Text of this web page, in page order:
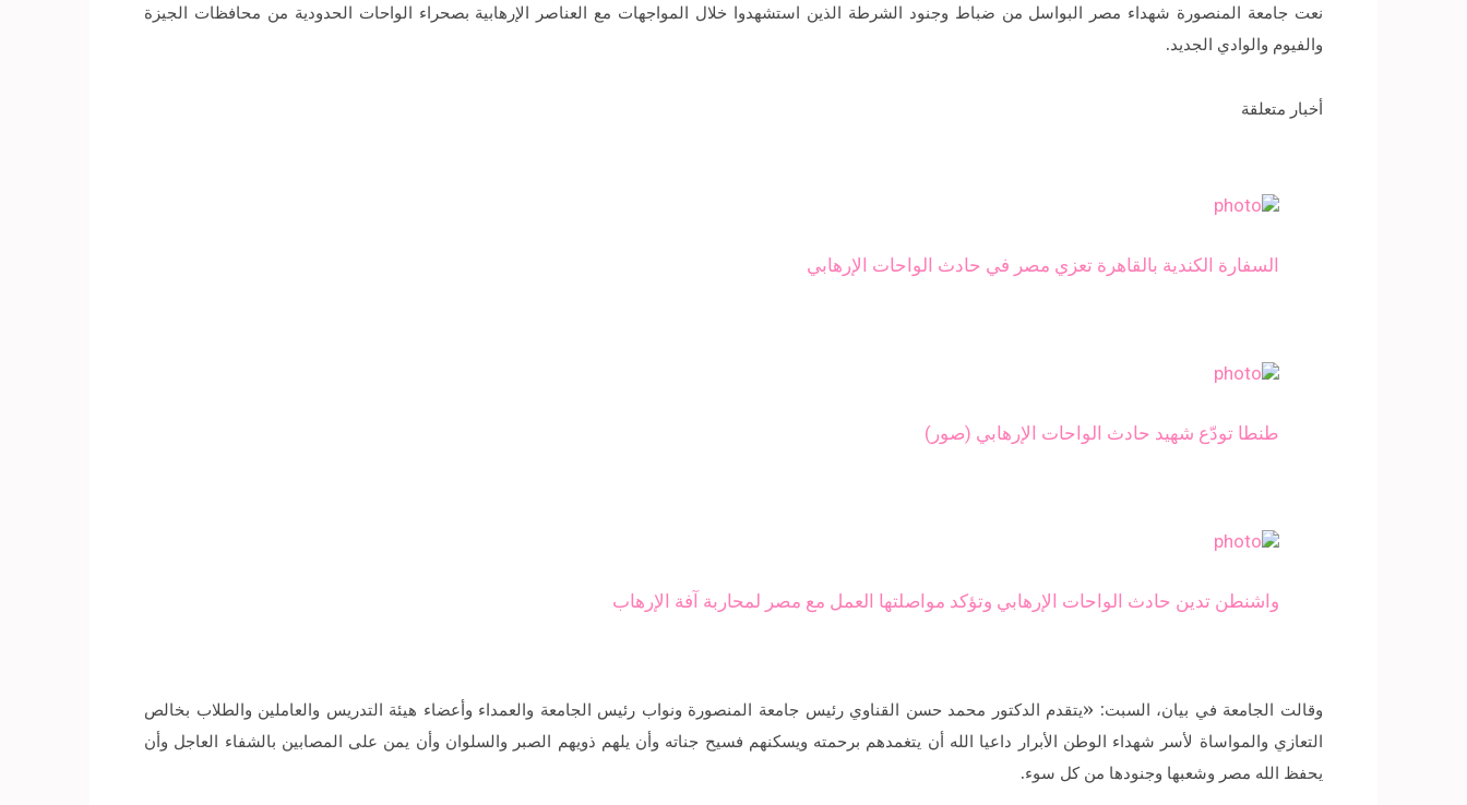
نعت جامعة المنصورة شهداء مصر البواسل من ضباط وجنود الشرطة الذين استشهدوا خلال المواجهات مع العناصر الإرهابية بصحراء الواحات الحدودية من محافظات الجيزة
والفيوم والوادي الجديد.
أخبار متعلقة
السفارة الكندية بالقاهرة تعزي مصر في حادث الواحات الإرهابي
طنطا تودّع شهيد حادث الواحات الإرهابي (صور)
واشنطن تدين حادث الواحات الإرهابي وتؤكد مواصلتها العمل مع مصر لمحاربة آفة الإرهاب
وقالت الجامعة في بيان، السبت: «يتقدم الدكتور محمد حسن القناوي رئيس جامعة المنصورة ونواب رئيس الجامعة والعمداء وأعضاء هيئة التدريس والعاملين والطلاب بخالص
التعازي والمواساة لأسر شهداء الوطن الأبرار داعيا الله أن يتغمدهم برحمته ويسكنهم فسيح جناته وأن يلهم ذويهم الصبر والسلوان وأن يمن على المصابين بالشفاء العاجل وأن
يحفظ الله مصر وشعبها وجنودها من كل سوء.